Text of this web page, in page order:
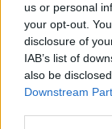
us or personal
your opt-out.
disclosure of
IAB’s list of
also be
Downstream
volt,
így, mert
nagyon
képei. A
döntés